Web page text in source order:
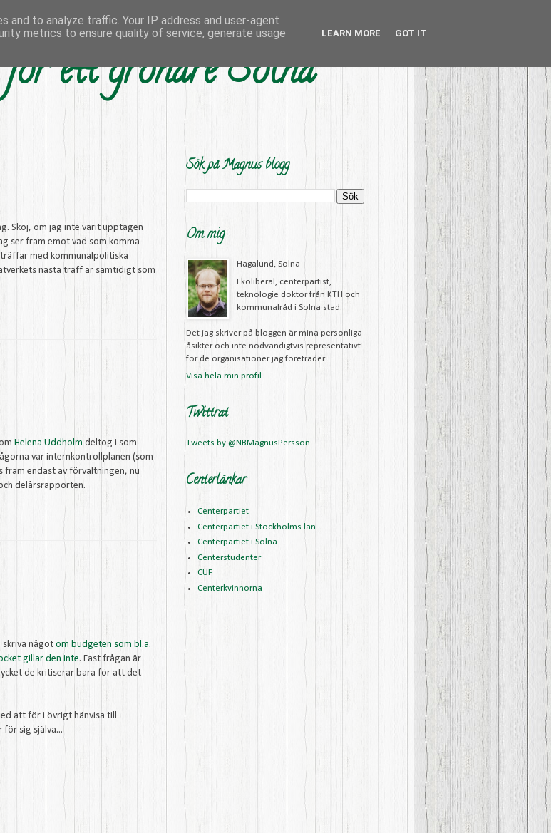
ett grönare Solna
Skoj, om jag inte varit upptagen
ser fram emot vad som komma
med kommunalpolitiska
nästa träff är samtidigt som
Helena Uddholm deltog i som
var internkontrollplanen (som
endast av förvaltningen, nu
delårsrapporten.
skriva något om budgeten som bl.a.
gillar den inte. Fast frågan är
de kritiserar bara för att det
att för i övrigt hänvisa till
för sig själva...
Sök på Magnus blogg
Om mig
Hagalund, Solna
Ekoliberal, centerpartist,
teknologie doktor från KTH och
kommunalråd i Solna stad.
Det jag skriver på bloggen är mina personliga
åsikter och inte nödvändigtvis representativt
för de organisationer jag företräder.
Visa hela min profil
Twittrat
Tweets by @NBMagnusPersson
Centerlänkar
Centerpartiet
Centerpartiet i Stockholms län
Centerpartiet i Solna
Centerstudenter
CUF
Centerkvinnorna
to analyze traffic. Your IP address and user-agent
metrics to ensure quality of service, generate usage
LEARN MORE GOT IT